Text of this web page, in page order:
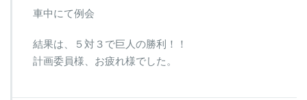
車中にて例会
結果は、５対３で巨人の勝利！！
計画委員様、お疲れ様でした。